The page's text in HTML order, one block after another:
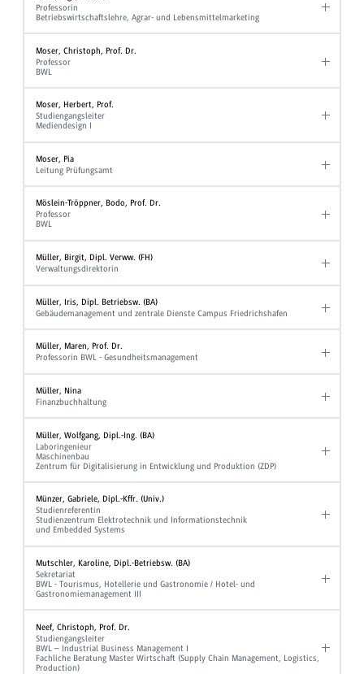
Professorin
Betriebswirtschaftslehre, Agrar- und Lebensmittelmarketing
Moser, Christoph, Prof. Dr.
Professor
BWL
Moser, Herbert, Prof.
Studiengangsleiter
Mediendesign I
Moser, Pia
Leitung Prüfungsamt
Möslein-Tröppner, Bodo, Prof. Dr.
Professor
BWL
Müller, Birgit, Dipl. Verww. (FH)
Verwaltungsdirektorin
Müller, Iris, Dipl. Betriebsw. (BA)
Gebäudemanagement und zentrale Dienste Campus Friedrichshafen
Müller, Maren, Prof. Dr.
Professorin BWL - Gesundheitsmanagement
Müller, Nina
Finanzbuchhaltung
Müller, Wolfgang, Dipl.-Ing. (BA)
Laboringenieur
Maschinenbau
Zentrum für Digitalisierung in Entwicklung und Produktion (ZDP)
Münzer, Gabriele, Dipl.-Kffr. (Univ.)
Studienreferentin
Studienzentrum Elektrotechnik und Informationstechnik
und Embedded Systems
Mutschler, Karoline, Dipl.-Betriebsw. (BA)
Sekretariat
BWL - Tourismus, Hotellerie und Gastronomie / Hotel- und
Gastronomiemanagement III
Neef, Christoph, Prof. Dr.
Studiengangsleiter
BWL – Industrial Business Management I
Fachliche Beratung Master Wirtschaft (Supply Chain Management, Logistics,
Production)